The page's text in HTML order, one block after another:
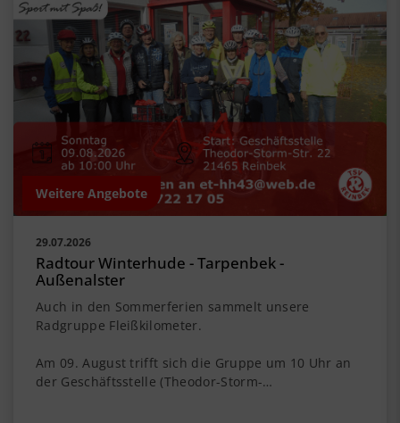
Weitere Angebote
29.07.2026
Radtour Winterhude - Tarpenbek -
Außenalster
Auch in den Sommerferien sammelt unsere
Radgruppe Fleißkilometer.
Am 09. August trifft sich die Gruppe um 10 Uhr an
der Geschäftsstelle (Theodor-Storm-…